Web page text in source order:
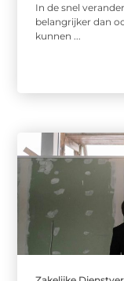
In de snel
belangrijker dan
kunnen ...